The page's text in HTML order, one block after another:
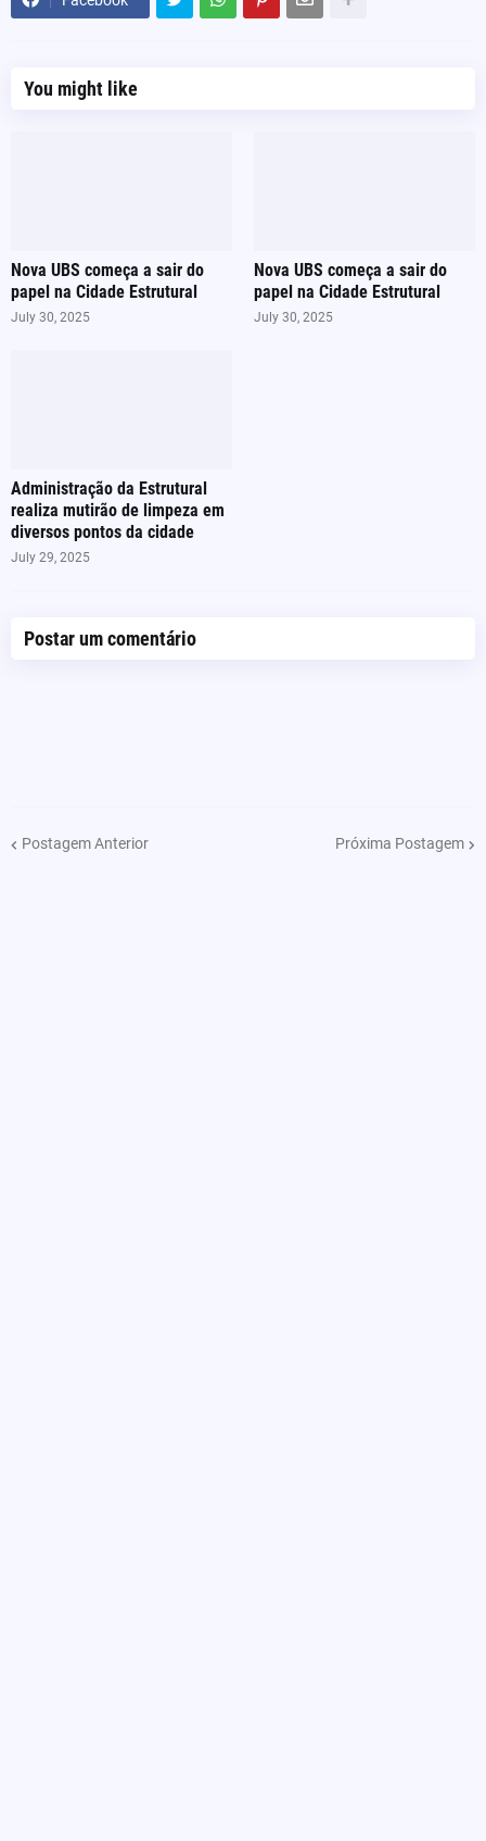
You might like
Nova UBS começa a sair do
papel na Cidade Estrutural
July 30, 2025
Nova UBS começa a sair do
papel na Cidade Estrutural
July 30, 2025
Administração da Estrutural
realiza mutirão de limpeza em
diversos pontos da cidade
July 29, 2025
Postar um comentário
Postagem Anterior Próxima Postagem